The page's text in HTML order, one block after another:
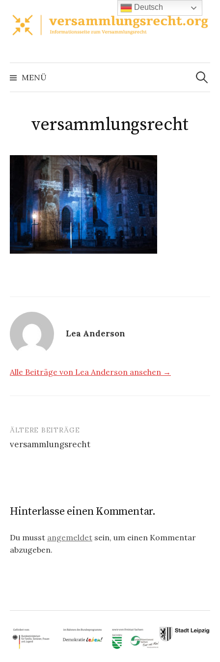
Inhalt
überspringen
MENÜ
Suchen
nach:
versammlungsrecht
Lea Anderson
Alle Beiträge von Lea Anderson ansehen →
Beitragsnavigation
ÄLTERE BEITRÄGE
versammlungsrecht
Hinterlasse einen Kommentar.
Du musst angemeldet sein, um einen Kommentar
abzugeben.
Deutsch